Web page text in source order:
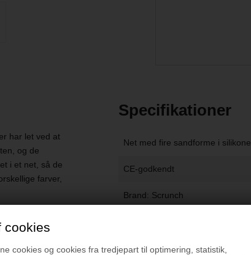
cookies
cookies og cookies fra tredjepart til optimering, statistik,
har let ved at
og de
i et net, så de
farver,
Specifikationer
Net med fire sandforme i silikone
CE-godkendt
Brand: Scrunch